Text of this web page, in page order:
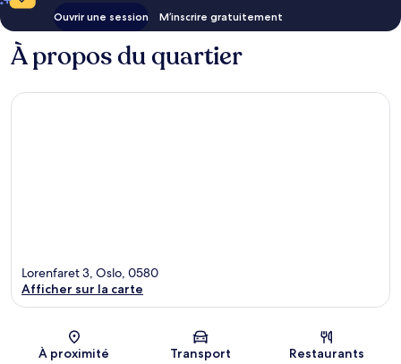
Ouvrir une session M’inscrire gratuitement
À propos du quartier
Carte
Lorenfaret 3, Oslo, 0580
Afficher sur la carte
À proximité Transport Restaurants